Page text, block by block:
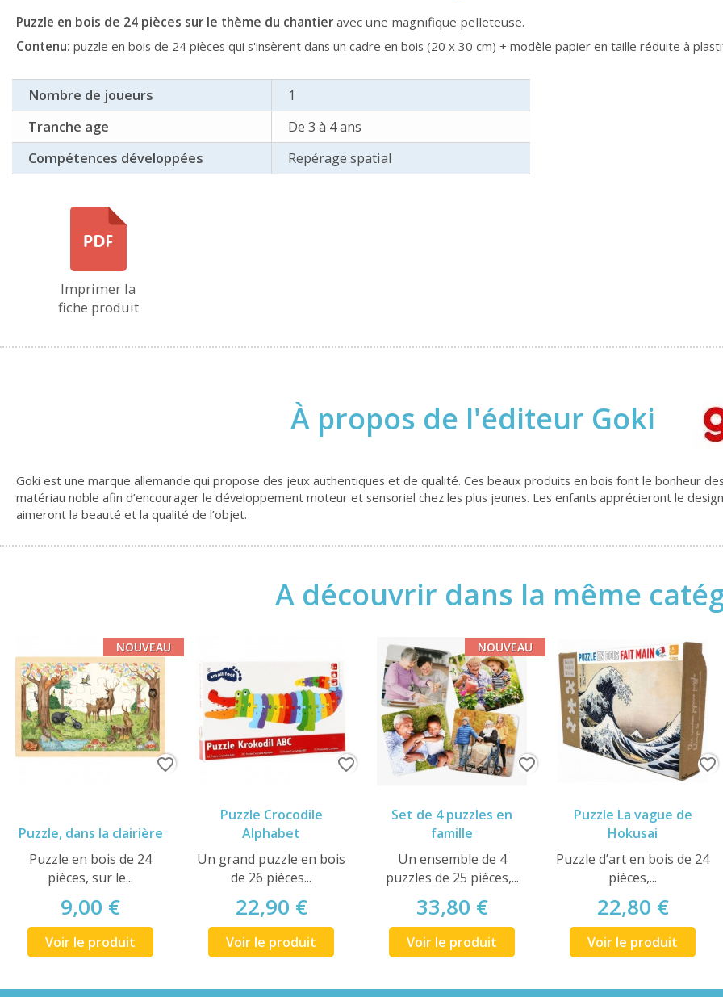
Puzzle en bois de 24 pièces sur le thème du chantier avec une magnifique pelleteuse.
Contenu: puzzle en bois de 24 pièces qui s'insèrent dans un cadre en bois (20 x 30 cm) + modèle papier en taille réduite à
Nombre de joueurs
1
Tranche age
De 3 à 4 ans
Compétences développées
Repérage spatial
Imprimer la
fiche produit
À propos de l'éditeur Goki
Goki est une marque allemande qui propose des jeux authentiques et de qualité. Ces beaux produits en bois font le bonheur
matériau noble afin d’encourager le développement moteur et sensoriel chez les plus jeunes. Les enfants apprécieront le
aimeront la beauté et la qualité de l’objet.
A découvrir dans la même
Puzzle, dans la clairière
Puzzle en bois de 24
pièces, sur le...
9,00 €
Voir le produit
NOUVEAU
favorite_border
Puzzle Crocodile
Alphabet
Un grand puzzle en bois
de 26 pièces...
22,90 €
Voir le produit
favorite_border
Set de 4 puzzles en
famille
Un ensemble de 4
puzzles de 25 pièces,...
33,80 €
Voir le produit
NOUVEAU
favorite_border
Puzzle La vague de
Hokusai
Puzzle d’art en bois de 24
pièces,...
22,80 €
Voir le produit
favorite_border